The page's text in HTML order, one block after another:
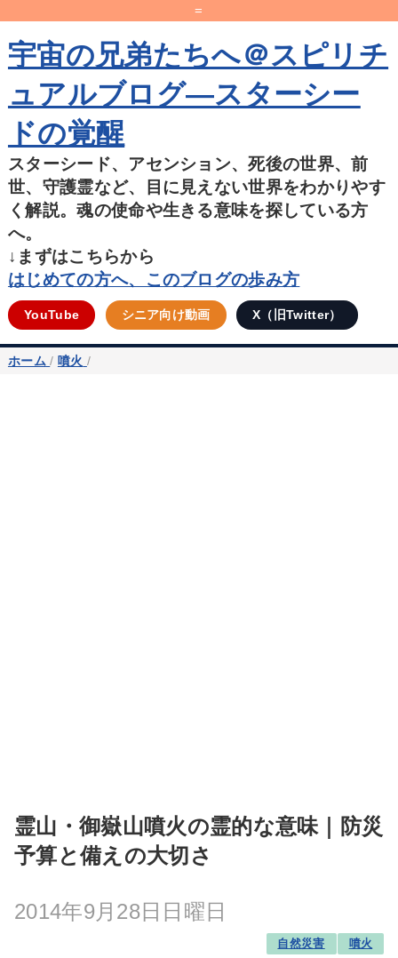
=
宇宙の兄弟たちへ＠スピリチ
ュアルブログ―スターシー
ドの覚醒
スターシード、アセンション、死後の世界、前
世、守護霊など、目に見えない世界をわかりやす
く解説。魂の使命や生きる意味を探している方
へ。
↓まずはこちらから
はじめての方へ、このブログの歩み方
YouTube シニア向け動画 X（旧Twitter）
ホーム / 噴火 /
霊山・御嶽山噴火の霊的な意味｜防災
予算と備えの大切さ
2014年9月28日日曜日
自然災害 噴火